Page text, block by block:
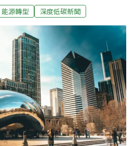
年市中心禁車 計程車等不受限據
進入市中心之後，義大利米蘭也跟
Sala）提議禁止私人汽車進
萬人口的城市更適宜人居。以歐
氣污染問題一直令人憂心，微粒濃
（WHO）安全標準的四倍，高達每
《WantedInMilan》報導，薩拉在
示，希望從2024年上半開始，禁止
通行，並從市中心開始，預計再逐
議順利通過，將於202
能源轉型 深度低碳新聞